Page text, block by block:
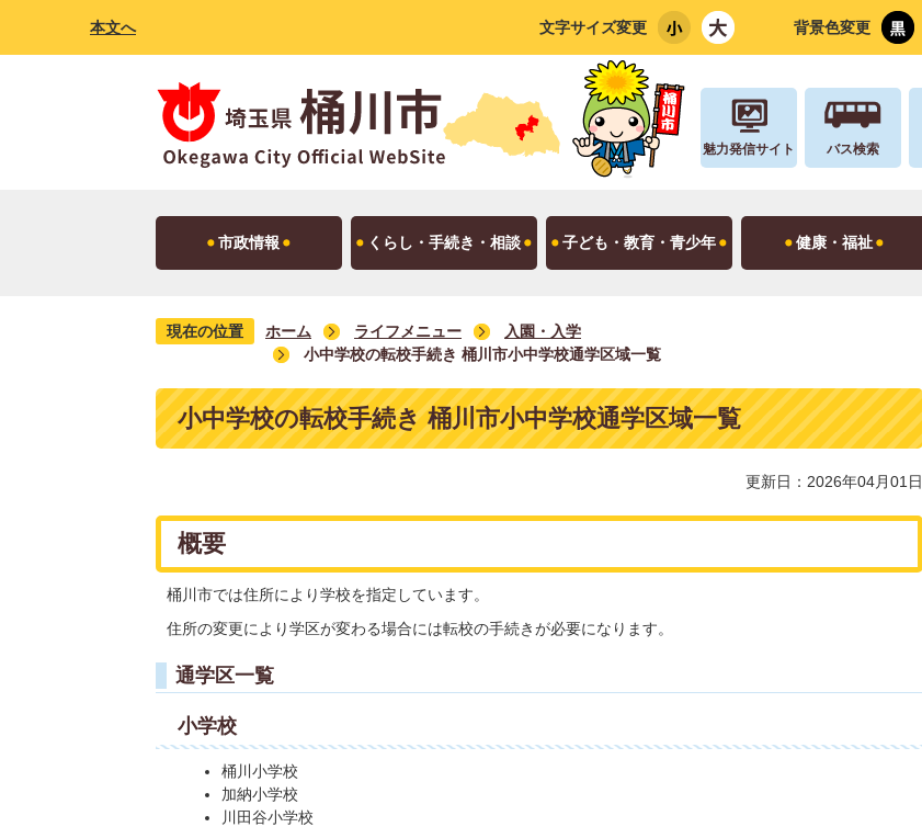
本文へ 文字サイズ変更 背景色変更
魅力発信サイト バス検索
市政情報 くらし・手続き・相談 子ども・教育・青少年 健康・福祉
現在の位置 ホーム ライフメニュー
入園・入学
小中学校の転校手続き 桶川市小中学校通学区域一覧
小中学校の転校手続き 桶川市小中学校通学区域一覧
更新日：2026年04月01日
概要
桶川市では住所により学校を指定しています。
住所の変更により学区が変わる場合には転校の手続きが必要になります。
通学区一覧
小学校
桶川小学校
加納小学校
川田谷小学校